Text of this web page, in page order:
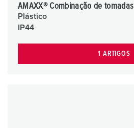
AMAXX® Combinação de tomadas
Plástico
IP44
1 ARTIGOS